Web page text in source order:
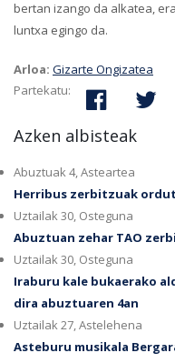
bertan izango da alkatea,
luntxa egingo da.
Arloa: Gizarte Ongizatea
Partekatu:
Azken albisteak
Abuztuak 4, Asteartea
Herribus zerbitzuak
Uztailak 30, Osteguna
Abuztuan zehar TAO
Uztailak 30, Osteguna
Iraburu kale bukaerako
dira abuztuaren 4an
Uztailak 27, Astelehena
Asteburu musikala